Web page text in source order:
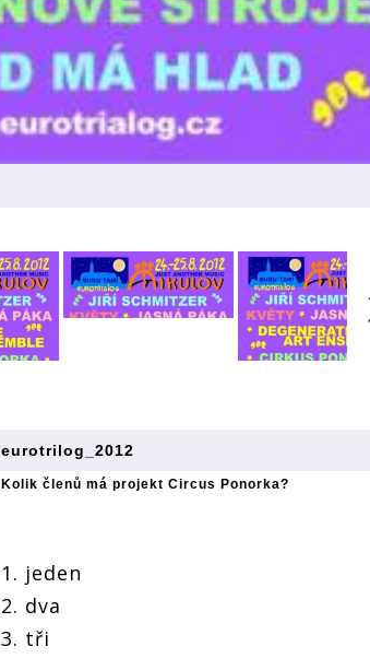
eurotrilog_2012
Kolik členů má projekt Circus Ponorka?
1. jeden
2. dva
3. tři